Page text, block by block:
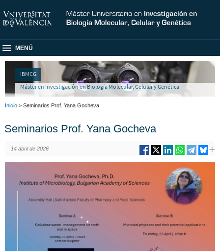
MENÚ
IBMCG
Máster en Investigación en Biología Molecular, Celular y Genética
Inicio > Seminarios Prof. Yana Gocheva
Seminarios Prof. Yana Gocheva
14 abril de 2026